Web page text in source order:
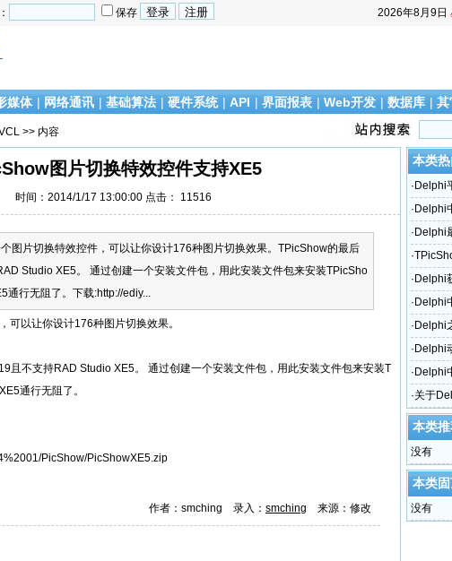
2026年8月9日
保存
媒体 | 网络通讯 | 基础算法 | 硬件系统 | API | 界面报表 | Web开发 | 数据库 | 其
>> 内容
图片切换特效控件支持XE5
时间：2014/1/17 13:00:00 点击： 11516
图片切换特效控件，可以让你设计176种图片切换效果。TPicShow的最后
Studio XE5。 通过创建一个安装文件包，用此安装文件包来安装TPicSho
通行无阻了。下载:http://ediy...
可以让你设计176种图片切换效果。
且不支持RAD Studio XE5。 通过创建一个安装文件包，用此安装文件包来安装T
通行无阻了。
PicShow/PicShowXE5.zip
作者：smching 录入： smching 来源：修改
本类
· Delphi
· Delphi
· Delphi
·
· Delphi
· Delphi
· Delphi
· Delphi
· Delphi
操作
·关于
本类
没有
本类
没有